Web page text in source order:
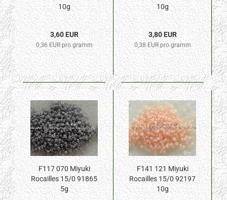
10g
3,60 EUR
0,36 EUR pro gramm
10g
3,80 EUR
0,38 EUR pro gramm
F117 070 Miyuki
Rocailles 15/0 91865
5g
F141 121 Miyuki
Rocailles 15/0 92197
10g